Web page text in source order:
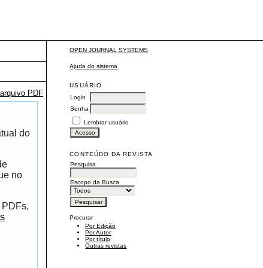
OPEN JOURNAL SYSTEMS
Ajuda do sistema
USUÁRIO
Login
Senha
Lembrar usuário
CONTEÚDO DA REVISTA
Pesquisa
Escopo da Busca
Procurar
Por Edição
Por Autor
Por título
Outras revistas
PDF
do
no